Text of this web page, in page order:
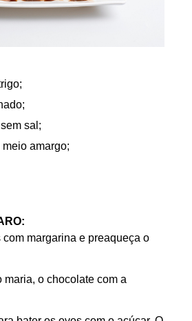
sal;
amargo;
com margarina e preaqueça o
maria, o chocolate com a